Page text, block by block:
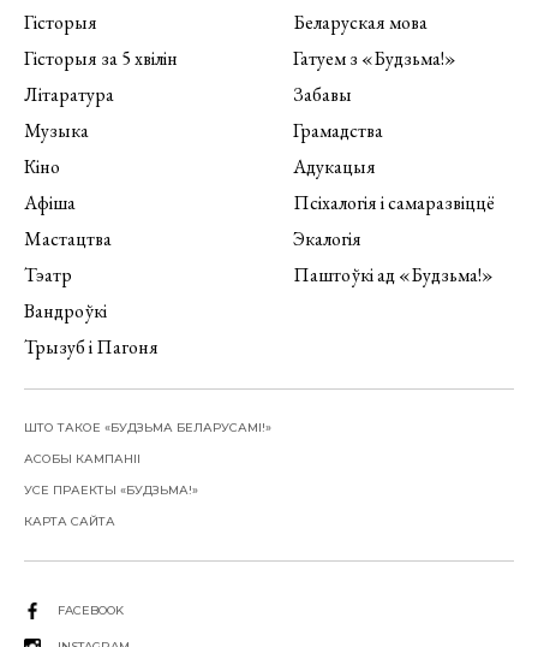
Гісторыя
Гісторыя за 5 хвілін
Літаратура
Музыка
Кіно
Афіша
Мастацтва
Тэатр
Вандроўкі
Трызуб і Пагоня
Беларуская мова
Гатуем з «Будзьма!»
Забавы
Грамадства
Адукацыя
Псіхалогія і самаразвіццё
Экалогія
Паштоўкі ад «Будзьма!»
ШТО ТАКОЕ «БУДЗЬМА БЕЛАРУСАМІ!»
АСОБЫ КАМПАНІІ
УСЕ ПРАЕКТЫ «БУДЗЬМА!»
КАРТА САЙТА
FACEBOOK